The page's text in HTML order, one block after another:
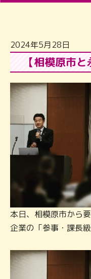
2024年5月28日
【相模原市
本日、相模原市から
企業の「参事・課長